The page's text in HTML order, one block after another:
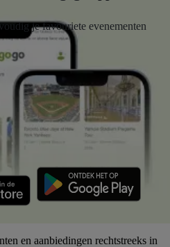
je favouriete evenementen
en aanbiedingen rechtstreeks in